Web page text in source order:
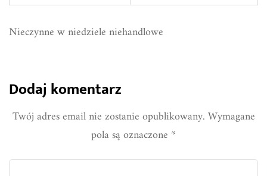
Nieczynne w niedziele niehandlowe
Dodaj komentarz
Twój adres email nie zostanie opublikowany.Wymagane
pola są oznaczone*